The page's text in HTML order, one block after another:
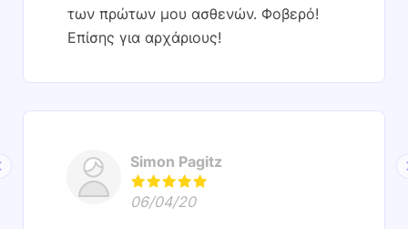
των πρώτων μου ασθενών. Φοβερό!
Επίσης για αρχάριους!
Simon Pagitz
06/04/20